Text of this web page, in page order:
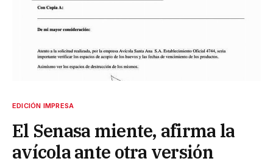
EDICIÓN IMPRESA
El Senasa miente, afirma la
avícola ante otra versión